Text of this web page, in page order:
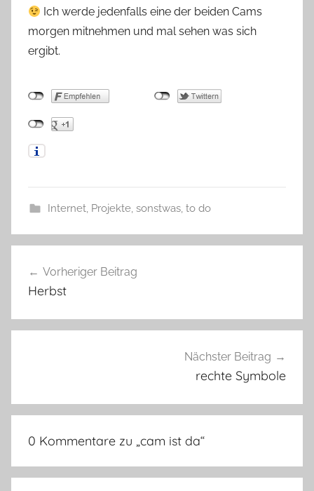
Ich werde jedenfalls eine der beiden Cams
morgen mitnehmen und mal sehen was sich
ergibt.
Internet, Projekte, sonstwas, to do
Vorheriger Beitrag
Herbst
Nächster Beitrag
rechte Symbole
0 Kommentare zu „cam ist da“